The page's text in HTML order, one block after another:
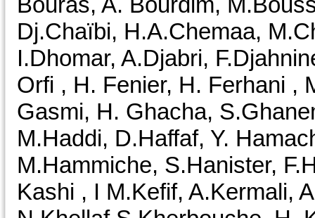
Dj.Chaïbi, H.A.Chemaa,
I.Dhomar, A.Djabri,
Orfi , H. Fenier, H. Ferhani ,
Gasmi, H. Ghacha,
M.Haddi, D.Haffaf, Y.
M.Hammiche, S.Hanister,
Kashi , I M.Kefif, A.Kermali,